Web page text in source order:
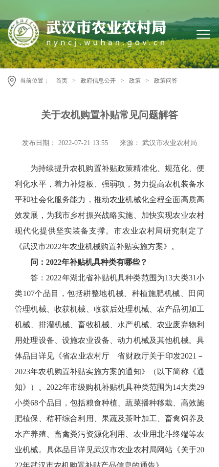
当前位置： 首页 > 政府信息公开 > 政策 > 政策问答
关于农机购置补贴常见问题解答
发布日期： 2022-07-21 13:55 来源： 武汉市农业农村局
为持续提升农机购置补贴政策精准化、规范化、便
利化水平，着力补短板、强弱项，努力提高农机装备水
平和社会化服务能力，推动农业机械化全程全面高质高
效发展，为我市乡村振兴战略实施、加快实现农业农村
现代化提供坚实装备支撑。市农业农村局研究制定了
《武汉市2022年农业机械购置补贴实施方案》。
问：2022年补贴机具种类有哪些？
答：2022年湖北省补贴机具种类范围为13大类31小
类107个品目，包括耕整地机械、种植施肥机械、田间
管理机械、收获机械、收获后处理机械、农产品初加工
机械、排灌机械、畜牧机械、水产机械、农业废弃物利
用处理设备、设施农业设备、动力机械及其他机械。具
体品目详见《省农业农村厅 省财政厅关于印发2021－
2023年农机购置补贴实施方案的通知》（以下简称《通
知》）。2022年市级购机补贴机具种类范围为14大类29
小类68个品目，包括粮食种植、蔬菜播种移栽、高效施
肥植保、秸秆综合利用、果蔬及茶叶加工、畜禽饲养及
水产养殖、畜禽粪污资源化利用、农业用北斗终端等农
业机械。具体品目详见武汉市农业农村局网站《关于20
22年武汉市农机购置补贴产品信息的通告》